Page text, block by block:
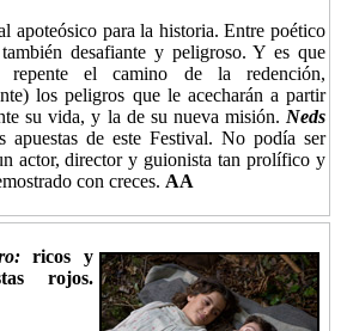
apoteósico para la historia. Entre poético
desafiante y peligroso. Y es que
repente el camino de la redención,
los peligros que le acecharán a partir
su vida, y la de su nueva misión. Neds
apuestas de este Festival. No podía ser
actor, director y guionista tan prolífico y
con creces. AA
ricos y
rojos.